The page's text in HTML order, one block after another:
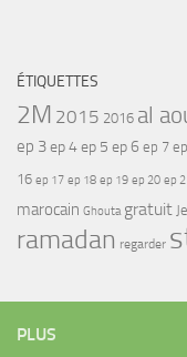
ÉTIQUETTES
2M 2015 2016 al
ep 3ep 4ep 5 ep 6 ep 7
16 ep 17 ep 18 ep 19 ep 20 ep
marocain Ghouta gratuit
ramadan regarder
PLUS